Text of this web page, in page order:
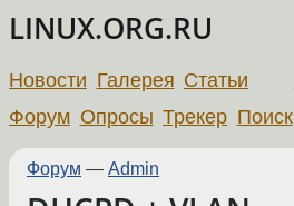
LINUX.ORG.RU
Новости Галерея Статьи
Форум Опросы Трекер Поиск
Форум — Admin